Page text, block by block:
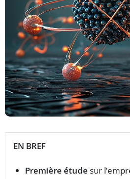
EN BREF
Première étude sur